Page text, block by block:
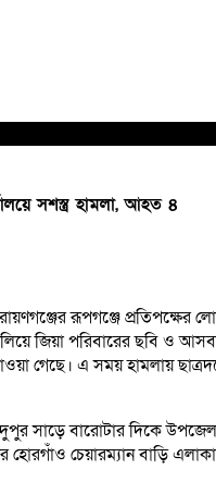
সশস্ত্র হামলা, আহত ৪
রূপগঞ্জে প্রতিপক্ষের
জিয়া পরিবারের ছবি ও
গেছে। এ সময় হামলায়
সাড়ে বারোটার দিকে
হোরগাঁও চেয়ারম্যান বাড়ি